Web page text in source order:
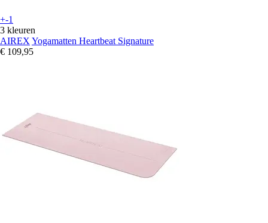
+-1
3 kleuren
AIREX Yogamatten Heartbeat Signature
€ 109,95